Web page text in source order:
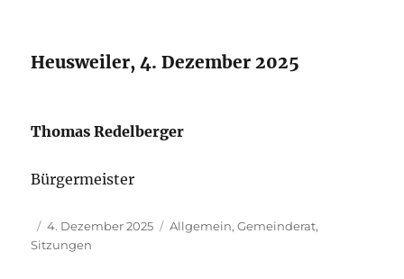
Heusweiler, 4. Dezember 2025
Thomas Redelberger
Bürgermeister
Autor
Veröffentlicht
am
4. Dezember 2025 Kategorien
Allgemein,Gemeinderat,
Sitzungen